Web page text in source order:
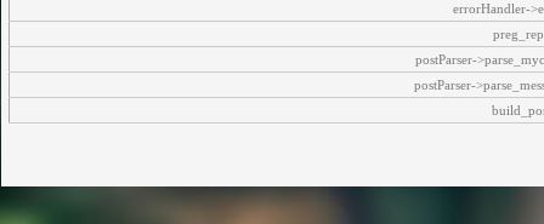
errorHandler-
postParser-
postParser-